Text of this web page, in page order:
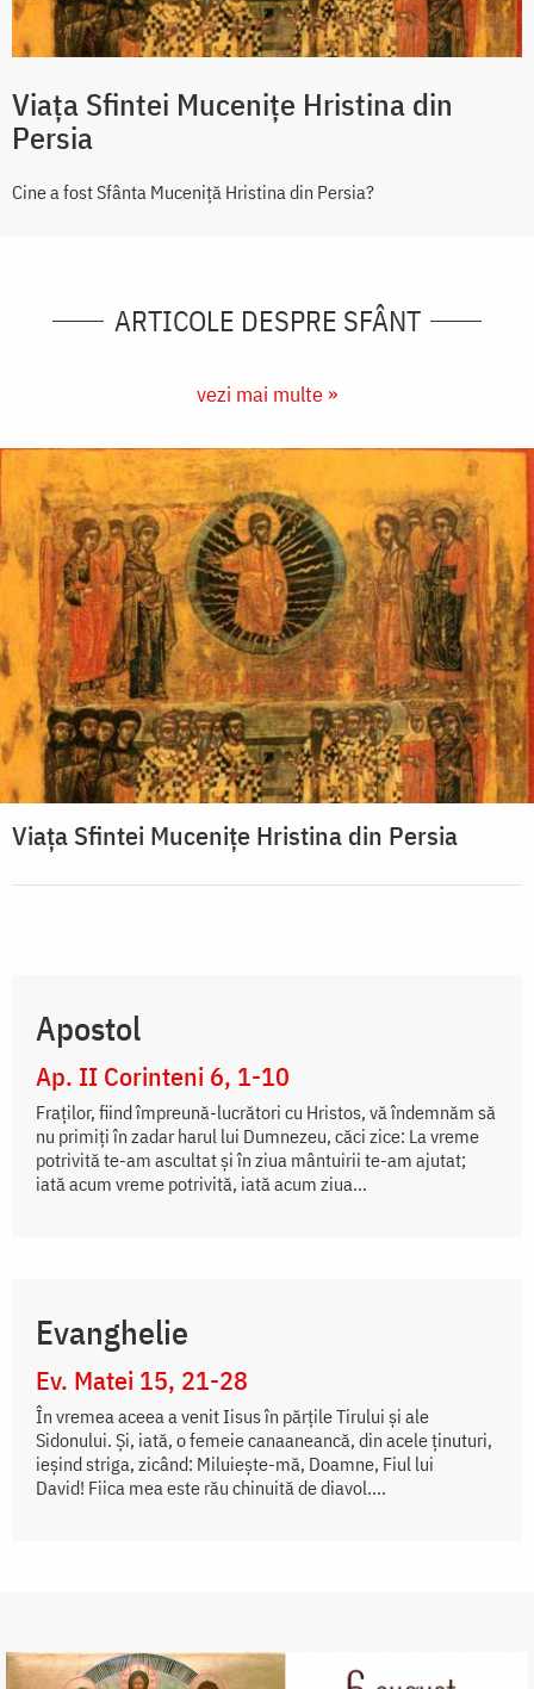
Viaţa Sfintei Muceniţe Hristina din
Persia
Cine a fost Sfânta Muceniţă Hristina din Persia?
ARTICOLE DESPRE SFÂNT
vezi mai multe »
Viaţa Sfintei Muceniţe Hristina din Persia
Apostol
Ap. II Corinteni 6, 1-10
Fraților, fiind împreună-lucrători cu Hristos, vă îndemnăm să
nu primiți în zadar harul lui Dumnezeu, căci zice: La vreme
potrivită te-am ascultat și în ziua mântuirii te-am ajutat;
iată acum vreme potrivită, iată acum ziua...
Evanghelie
Ev. Matei 15, 21-28
În vremea aceea a venit Iisus în părțile Tirului și ale
Sidonului. Și, iată, o femeie canaaneancă, din acele ținuturi,
ieșind striga, zicând: Miluiește-mă, Doamne, Fiul lui
David! Fiica mea este rău chinuită de diavol....